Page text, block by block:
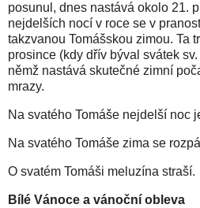
posunul, dnes nastává okolo 21.
nejdelších nocí v roce se v
takzvanou Tomášskou zimou. Ta
prosince (kdy dřív býval svátek
němž nastává skutečné zimní
mrazy.
Na svatého Tomáše nejdelší noc
Na svatého Tomáše zima se
O svatém Tomáši meluzína straší.
Bílé Vánoce a vánoční obleva